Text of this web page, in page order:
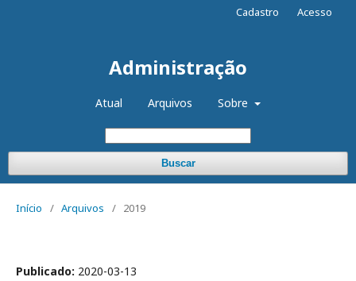
Administração
Atual Arquivos Sobre
Buscar
Cadastro Acesso
Início / Arquivos / 2019
Publicado: 2020-03-13